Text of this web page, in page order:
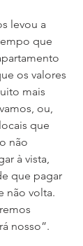
levou a
que
os valores
mais
ou,
que
não
à vista,
que pagar
não volta.
nosso”.